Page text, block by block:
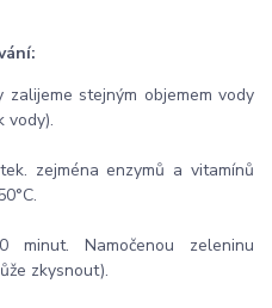
stejným objemem vody
vody).
zejména enzymů a vitamínů
Namočenou zeleninu
zkysnout).